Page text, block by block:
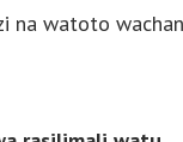
na watoto